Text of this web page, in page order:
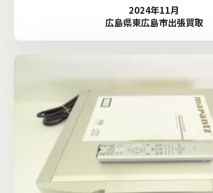
2024年11月
広島県東広島市出張買取